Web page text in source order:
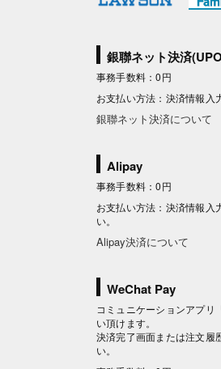
銀聯ネット決済
事務手数料：0円
お支払い方法：決済情報入
銀聯ネット決済について
Alipay
事務手数料：0円
お支払い方法：決済情報入
い。
Alipay決済について
WeChat Pay
コミュニケーションアプ
い頂けます。
決済完了画面または注文履
い。